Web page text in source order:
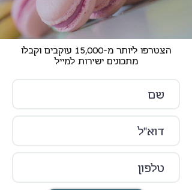
הצטרפו ליותר מ-15,000 עוקבים וקבלו
מתכונים ישירות למייל